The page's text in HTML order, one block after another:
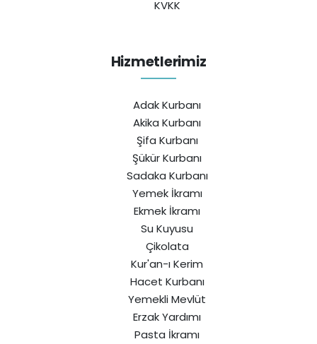
KVKK
Hizmetlerimiz
Adak Kurbanı
Akika Kurbanı
Şifa Kurbanı
Şükür Kurbanı
Sadaka Kurbanı
Yemek İkramı
Ekmek İkramı
Su Kuyusu
Çikolata
Kur'an-ı Kerim
Hacet Kurbanı
Yemekli Mevlüt
Erzak Yardımı
Pasta İkramı